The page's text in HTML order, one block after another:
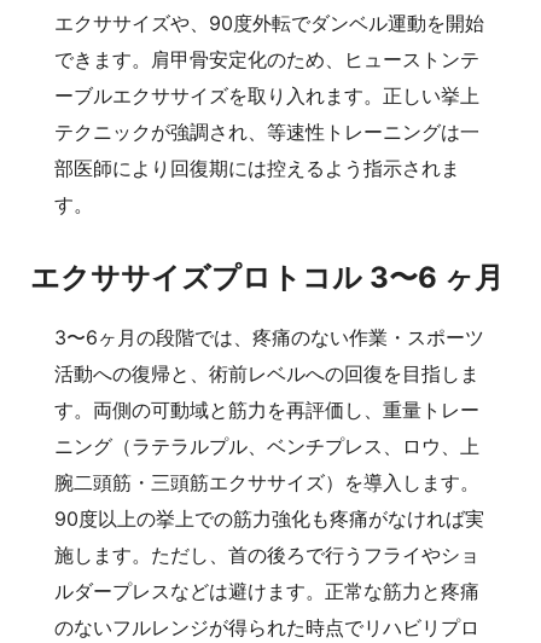
エクササイズや、90度外転でダンベル運動を開始
できます。肩甲骨安定化のため、ヒューストンテ
ーブルエクササイズを取り入れます。正しい挙上
テクニックが強調され、等速性トレーニングは一
部医師により回復期には控えるよう指示されま
す。
エクササイズプロトコル 3〜6 ヶ月
3〜6ヶ月の段階では、疼痛のない作業・スポーツ
活動への復帰と、術前レベルへの回復を目指しま
す。両側の可動域と筋力を再評価し、重量トレー
ニング（ラテラルプル、ベンチプレス、ロウ、上
腕二頭筋・三頭筋エクササイズ）を導入します。
90度以上の挙上での筋力強化も疼痛がなければ実
施します。ただし、首の後ろで行うフライやショ
ルダープレスなどは避けます。正常な筋力と疼痛
のないフルレンジが得られた時点でリハビリプロ